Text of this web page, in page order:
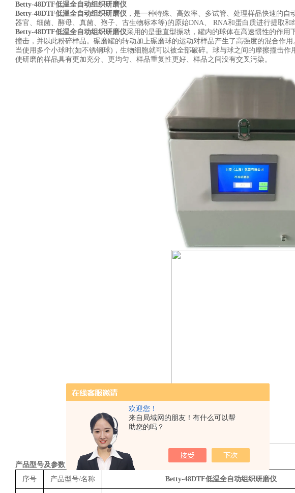
欢迎您！
来自局域网的朋友！有什么可以帮
助您的吗？
Betty-48DTF低温全自动组织研磨仪
Betty-48DTF低温全自动组织研磨仪 ， 是一种特殊、高效率、多试管、处理样品快速的自
器官、细菌、酵母、真菌、孢子、古生物标本等)的原始DNA、 RNA和蛋白质进行提取和
Betty-48DTF低温全自动组织研磨仪采用的是垂直型振动，罐内的球体在高速惯性的作
撞击，并以此粉碎样品。碾磨罐的转动加上碾磨球的运动对样品产生了高强度的混合作
当使用多个小球时(如不锈钢球) ，生物细胞就可以被全部破碎。球与球之间的摩擦撞击
使研磨的样品具有更加充分、更均匀、样品重复性更好、样品之间没有交叉污染。
产品型号及参数
序号
产品型号/名称 Betty-48DTF低温全自动组织研磨仪